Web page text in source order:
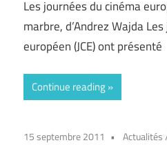
Les journées du cinéma
marbre, d’Andrez Wajda
européen (JCE) ont présenté
Continue reading
15 septembre 2011 Actualités